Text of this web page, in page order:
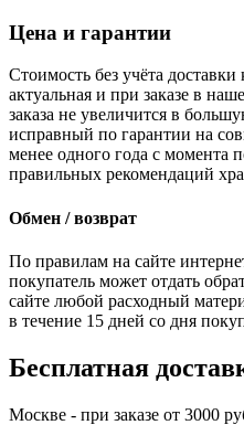
Цена и гарантии
Стоимость без учёта
актуальная и при заказе в
заказа не увеличится в
исправный по гарантии на
менее одного года с момента
правильных рекомендаций
Обмен / возврат
По правилам на сайте
покупатель может отдать
сайте любой расходный
в течение 15 дней со дня
Бесплатная
Москве - при заказе от 3000